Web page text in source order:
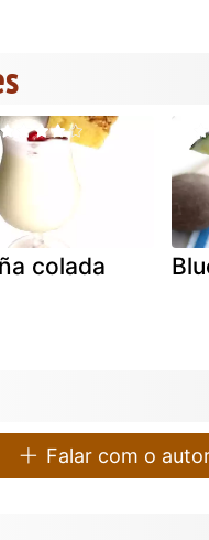
colada
Falar com o